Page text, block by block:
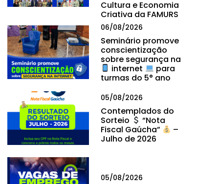
Cultura e Economia
Criativa da FAMURS
06/08/2026
Seminário promove
conscientização
sobre segurança na
internet
para
turmas do 5° ano
05/08/2026
Contemplados do
Sorteio
“Nota
Fiscal Gaúcha”
–
Julho de 2026
05/08/2026